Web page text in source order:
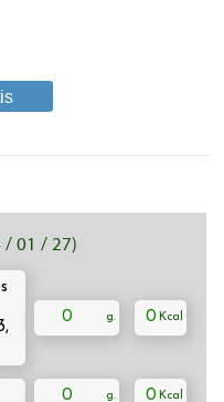
/ 01 / 27)
0 0
0 0